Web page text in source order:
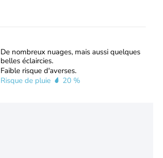
De nombreux nuages, mais aussi quelques
belles éclaircies.
Faible risque d'averses.
Risque de pluie
20 %